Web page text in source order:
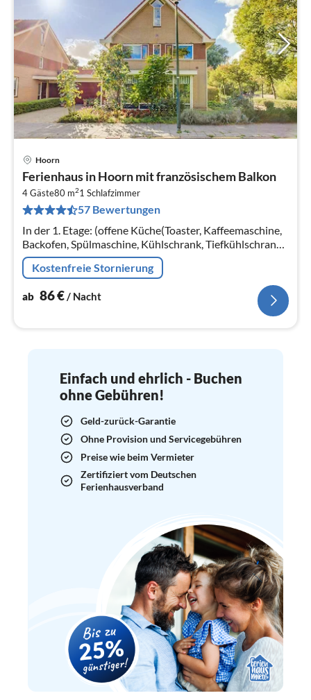
Hoorn
Ferienhaus in Hoorn mit französischem Balkon
4 Gäste80 m21 Schlafzimmer
57 Bewertungen
In der 1. Etage: (offene Küche(Toaster, Kaffeemaschine,
Backofen, Spülmaschine, Kühlschrank, Tiefkühlschrank),
Wohn-/Schlafzimmer(Einzelbett, Einzelbett, TV, Radio)
Kostenfreie Stornierung
ab 86€/ Nacht
Einfach und ehrlich - Buchen
ohne Gebühren!
Geld-zurück-Garantie
Ohne Provision und Servicegebühren
Preise wie beim Vermieter
Zertifiziert vom Deutschen
Ferienhausverband